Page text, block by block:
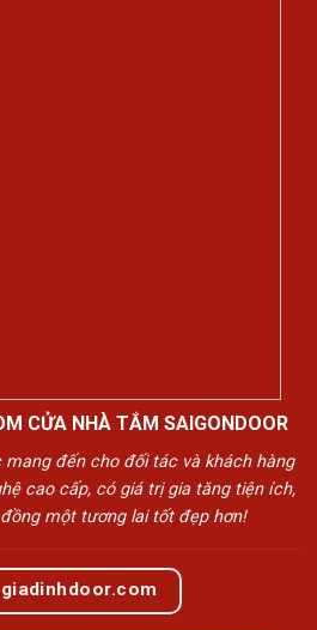
CỬA NHÀ TẮM SAIGONDOOR
mang đến cho đối tác và khách hàng
cao cấp, có giá trị gia tăng tiện ích,
một tương lai tốt đẹp hơn!